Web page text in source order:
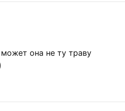
она не ту траву